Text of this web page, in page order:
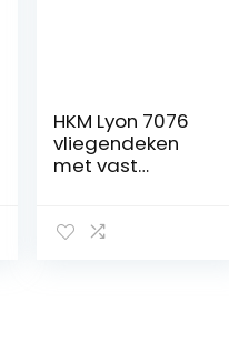
HKM Lyon 7076
vliegendeken
met vast
mingsdeken